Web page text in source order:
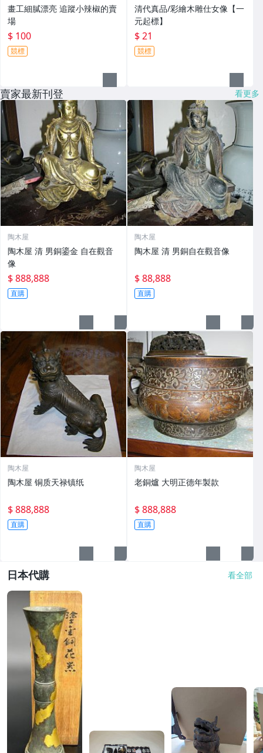
畫工細膩漂亮 追蹤小辣椒的賣
場
$ 100
競標
清代真品/彩繪木雕仕女像【一
元起標】
$ 21
競標
賣家最新刊登 看更多
陶木屋
陶木屋 清 男銅鎏金 自在觀音
像
$ 888,888
直購
陶木屋
陶木屋 清 男銅自在觀音像
$ 88,888
直購
陶木屋
陶木屋 铜质天禄镇纸
$ 888,888
直購
陶木屋
老銅爐 大明正德年製款
$ 888,888
直購
日本代購 看全部